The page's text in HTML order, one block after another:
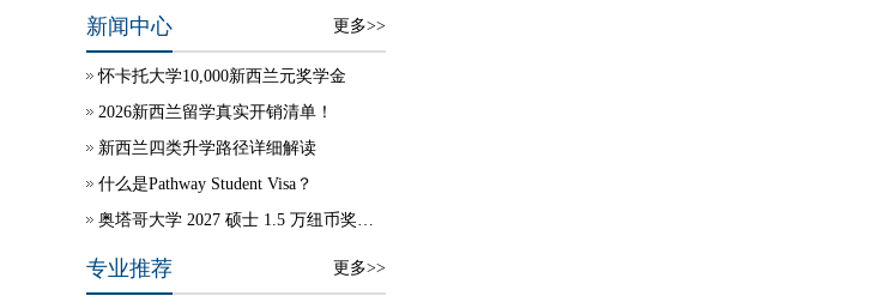
新闻中心 更多>>
怀卡托大学10,000新西兰元奖学金
2026新西兰留学真实开销清单！
新西兰四类升学路径详细解读
什么是Pathway Student Visa？
奥塔哥大学 2027 硕士 1.5 万纽币奖学金自动授予
专业推荐 更多>>